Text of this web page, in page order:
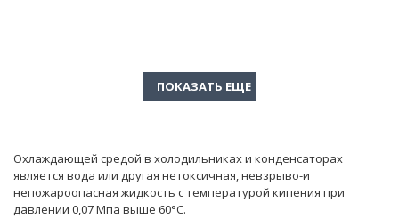
Охлаждающей средой в холодильниках и конденсаторах
является вода или другая нетоксичная, невзрыво-и
непожароопасная жидкость с температурой кипения при
давлении 0,07 Мпа выше 60°С.